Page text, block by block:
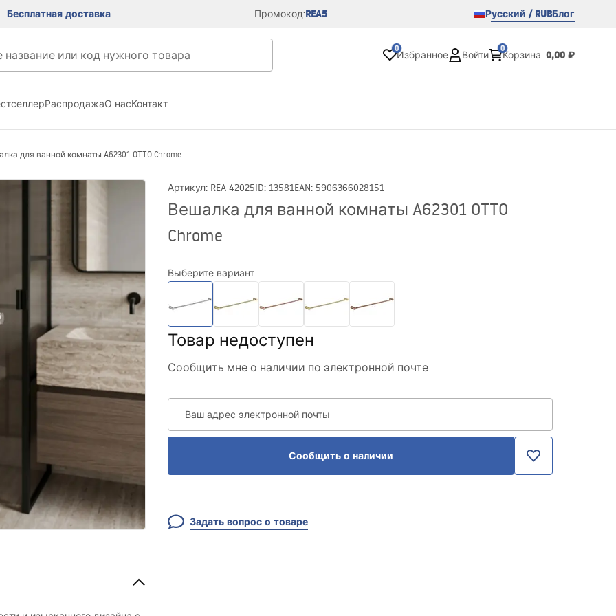
Бесплатная доставка Промокод:REA5 Русский / RUBБлог
0
Избранное Войти
0
Корзина: 0,00 ₽
РаспродажаО насКонтакт
для ванной комнаты A62301 OTTO Chrome
Артикул: REA-42025ID: 13581EAN: 5906366028151
Вешалка для ванной комнаты A62301 OTTO
Chrome
Выберите вариант
Товар недоступен
Сообщить мне о наличии по электронной почте.
Ваш адрес электронной почты
Сообщить о наличии
Задать вопрос о товаре